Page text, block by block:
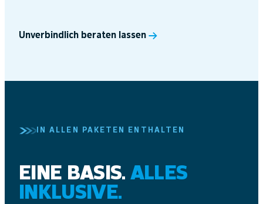
Unverbindlich beraten lassen
IN ALLEN PAKETEN ENTHALTEN
EINE BASIS. ALLES
INKLUSIVE.